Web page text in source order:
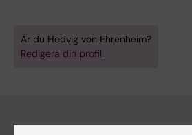
Är du Hedvig von Ehrenheim?
Redigera din profil